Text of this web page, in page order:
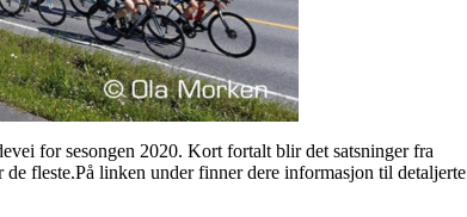
for sesongen 2020. Kort fortalt blir det satsninger fra
fleste.På linken under finner dere informasjon til detaljerte